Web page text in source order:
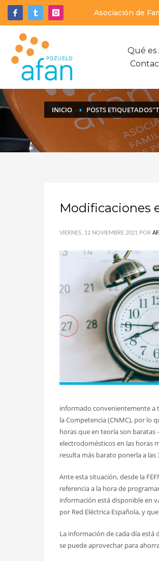
Asociación de
Qué es
INICIO POSTS
Modificaciones
VIERNES, 12 NOVIEMBRE 2021 POR
informado convenientemente a
la Competencia (CNMC), por lo
horas que en teoría son baratas
electrodomésticos en las horas
resulta más barato ponerla a las
Ante esta situación, desde la
referencia a la hora de
información está disponible en
por Red Eléctrica Española, y
La información de cada día
se puede aprovechar para